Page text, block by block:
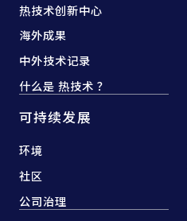
热技术创新中心
海外成果
中外技术记录
什么是 热技术 ？
可持续发展
环境
社区
公司治理